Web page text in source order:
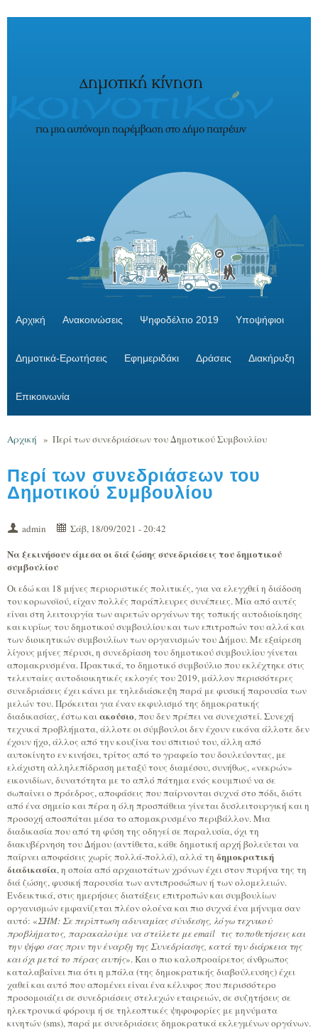
Αρχική Ανακοινώσεις Ψηφοδέλτιο 2019 Υποψήφιοι
Δημοτικά-Ερωτήσεις Εφημεριδάκι Δράσεις Διακήρυξη
Επικοινωνία
Αρχική » Περί των συνεδριάσεων του Δημοτικού Συμβουλίου
Περί των συνεδριάσεων του
Δημοτικού Συμβουλίου
admin Σάβ, 18/09/2021 - 20:42
Να ξεκινήσουν άμεσα οι διά ζώσης συνεδριάσεις του δημοτικού
συμβουλίου
Οι εδώ και 18 μήνες περιοριστικές πολιτικές, για να ελεγχθεί η διάδοση
του κορωνοϊού, είχαν πολλές παράπλευρες συνέπειες. Μία από αυτές
είναι στη λειτουργία των αιρετών οργάνων της τοπικής αυτοδιοίκησης
και κυρίως του δημοτικού συμβουλίου και των επιτροπών του αλλά και
των διοικητικών συμβουλίων των οργανισμών του Δήμου. Με εξαίρεση
λίγους μήνες πέρυσι, η συνεδρίαση του δημοτικού συμβουλίου γίνεται
απομακρυσμένα. Πρακτικά, το δημοτικό συμβούλιο που εκλέχτηκε στις
τελευταίες αυτοδιοικητικές εκλογές του 2019, μάλλον περισσότερες
συνεδριάσεις έχει κάνει με τηλεδιάσκεψη παρά με φυσική παρουσία των
μελών του. Πρόκειται για έναν εκφυλισμό της δημοκρατικής
διαδικασίας, έστω καιακούσιο, που δεν πρέπει να συνεχιστεί. Συνεχή
τεχνικά προβλήματα, άλλοτε οι σύμβουλοι δεν έχουν εικόνα άλλοτε δεν
έχουν ήχο, άλλος από την κουζίνα του σπιτιού του, άλλη από
αυτοκίνητο εν κινήσει, τρίτος από το γραφείο του δουλεύοντας, με
ελάχιστη αλληλεπίδραση μεταξύ τους διαμέσου, συνήθως, «νεκρών»
εικονιδίων, δυνατότητα με το απλό πάτημα ενός κουμπιού να σε
σωπαίνει ο πρόεδρος, αποφάσεις που παίρνονται συχνά στο πόδι, διότι
από ένα σημείο και πέρα η όλη προσπάθεια γίνεται δυσλειτουργική και η
προσοχή αποσπάται μέσα το απομακρυσμένο περιβάλλον. Μια
διαδικασία που από τη φύση της οδηγεί σε παραλυσία, όχι τη
διακυβέρνηση του Δήμου (αντίθετα, κάθε δημοτική αρχή βολεύεται να
παίρνει αποφάσεις χωρίς πολλά-πολλά), αλλά τη δημοκρατική
διαδικασία, η οποία από αρχαιοτάτων χρόνων έχει στον πυρήνα της τη
διά ζώσης, φυσική παρουσία των αντιπροσώπων ή των ολομελειών.
Ενδεικτικά, στις ημερήσιες διατάξεις επιτροπών και συμβουλίων
οργανισμών εμφανίζεται πλέον ολοένα και πιο συχνά ένα μήνυμα σαν
αυτό: «ΣΗΜ: Σε περίπτωση αδυναμίας σύνδεσης, λόγω τεχνικού
προβλήματος, παρακαλούμε να στείλετε με email τις τοποθετήσεις και
την ψήφο σας πριν την έναρξη της Συνεδρίασης, κατά την διάρκεια της
και όχι μετά το πέρας αυτής». Και ο πιο καλοπροαίρετος άνθρωπος
καταλαβαίνει πια ότι η μπάλα (της δημοκρατικής διαβούλευσης) έχει
χαθεί και αυτό που απομένει είναι ένα κέλυφος που περισσότερο
προσομοιάζει σε συνεδριάσεις στελεχών εταιρειών, σε συζητήσεις σε
ηλεκτρονικά φόρουμ ή σε τηλεοπτικές ψηφοφορίες με μηνύματα
κινητών (sms), παρά με συνεδριάσεις δημοκρατικά εκλεγμένων οργάνων.